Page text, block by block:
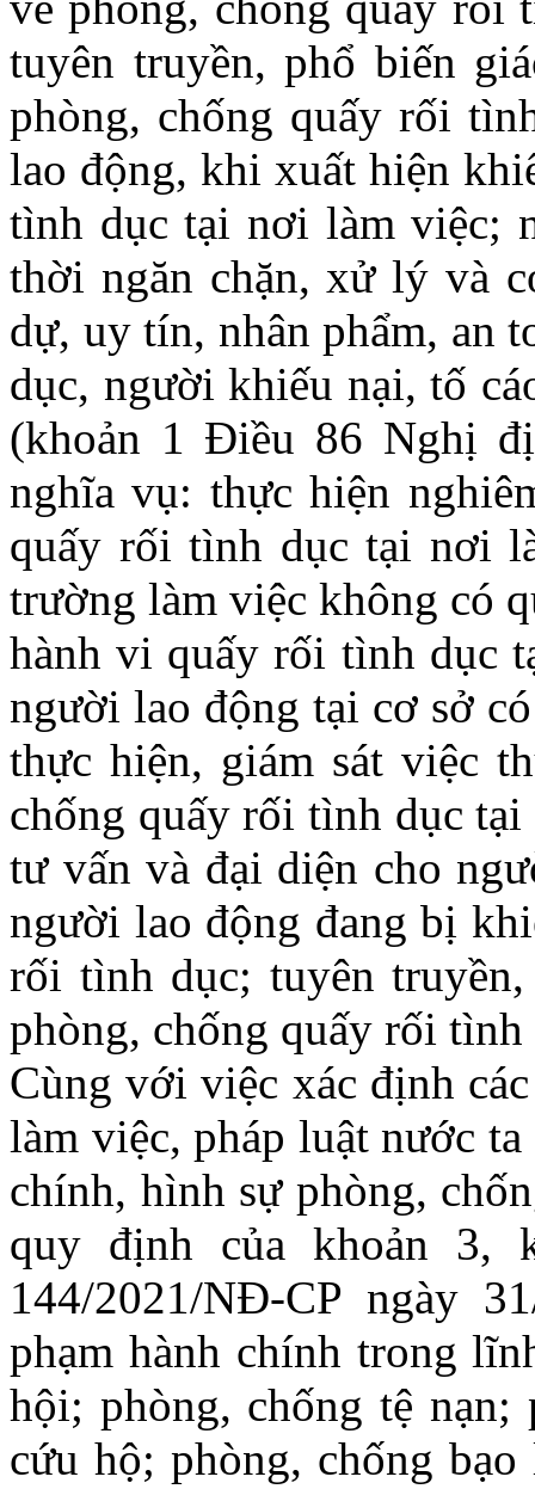
tuyên truyền, phổ biến
phòng, chống quấy rối
lao động, khi xuất hiện
tình dục tại nơi làm việc;
thời ngăn chặn, xử lý và
dự, uy tín, nhân phẩm, an
dục, người khiếu nại, tố
(khoản 1 Điều 86 Nghị
nghĩa vụ: thực hiện
quấy rối tình dục tại nơi
trường làm việc không có
hành vi quấy rối tình dục
người lao động tại cơ sở
thực hiện, giám sát việc
chống quấy rối tình dục
tư vấn và đại diện cho
người lao động đang bị
rối tình dục; tuyên
phòng, chống quấy rối
Cùng với việc xác định
làm việc, pháp luật nước
chính, hình sự phòng,
quy định của khoản 3,
144/2021/NĐ-CP ngày
phạm hành chính trong
hội; phòng, chống tệ nạn;
cứu hộ; phòng, chống